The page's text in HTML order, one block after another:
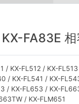
FA83E 相
/ KX-FL512 / KX-FL513
/ KX-FL541 / KX-
/ KX-FL653 / KX-
/ KX-FLM651